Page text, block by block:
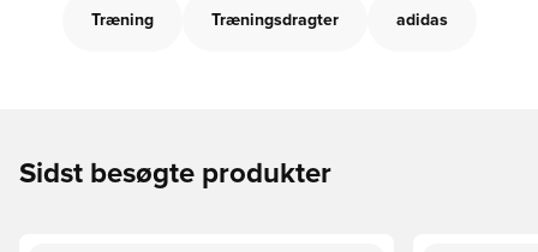
Træning Træningsdragter adidas
Sidst besøgte produkter